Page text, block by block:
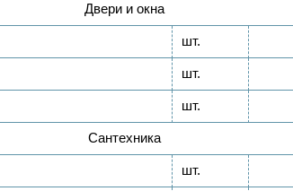
Двери и окна
шт.
шт.
шт.
Сантехника
шт.